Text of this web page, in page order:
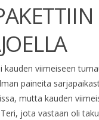
kauden viimeiseen
paineita
mutta kauden
jota vastaan oli